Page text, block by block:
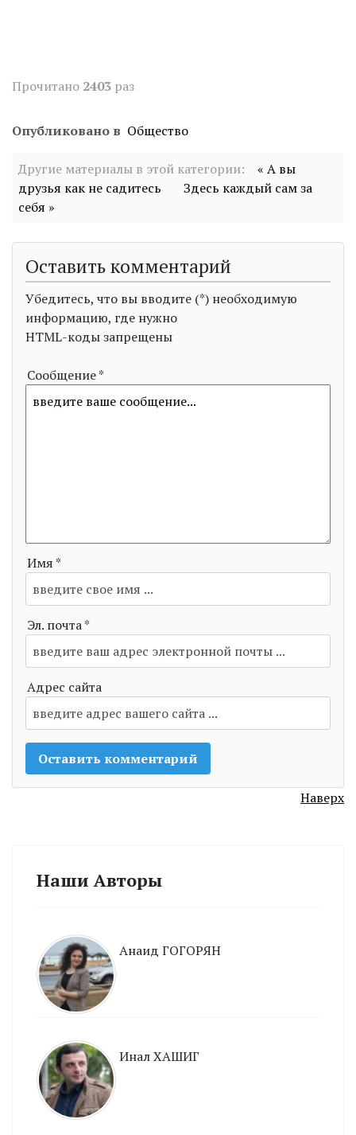
Прочитано 2403 раз
Опубликовано в Общество
Другие материалы в этой категории:
« А вы
друзья как не садитесь
Здесь каждый сам за
себя »
Оставить комментарий
Убедитесь, что вы вводите (*) необходимую
информацию, где нужно
HTML-коды запрещены
Сообщение *
Имя *
Эл. почта *
Адрес сайта
Наверх
Наши Авторы
Анаид ГОГОРЯН
Инал ХАШИГ